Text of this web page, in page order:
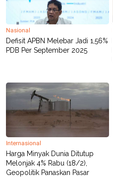
Nasional
Defisit APBN Melebar Jadi 1,56%
PDB Per September 2025
Internasional
Harga Minyak Dunia Ditutup
Melonjak 4% Rabu (18/2),
Geopolitik Panaskan Pasar